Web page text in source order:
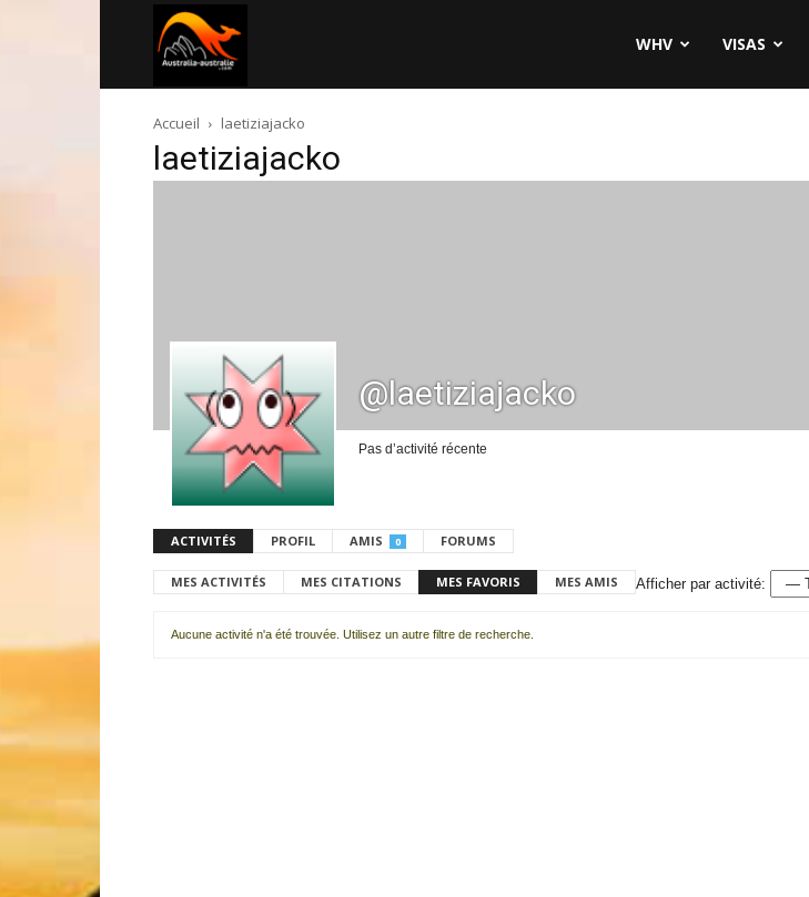
australie.com
WHV VISAS
Accueil laetiziajacko
laetiziajacko
@laetiziajacko
Pas d’activité récente
ACTIVITÉS PROFIL AMIS 0 FORUMS
MES ACTIVITÉS MES CITATIONS MES FAVORIS MES AMIS Afficher par activité:
Aucune activité n'a été trouvée. Utilisez un autre filtre de recherche.